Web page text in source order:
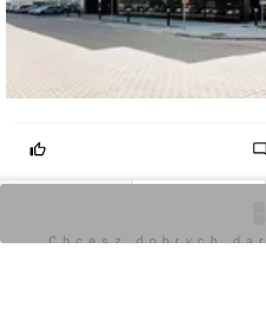
Brytanii, Stanach
Zaloguj aby dodać
Chcesz dobrych